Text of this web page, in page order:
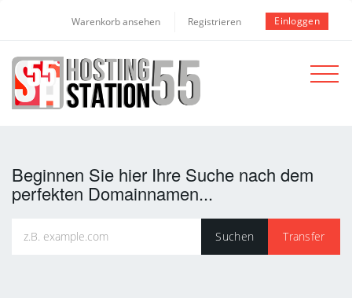
Warenkorb ansehen Registrieren Einloggen
Toggle
Beginnen Sie hier Ihre Suche nach dem
perfekten Domainnamen...